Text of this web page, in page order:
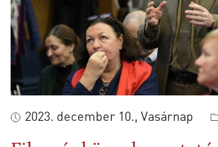
2023. december 10., Vasárnap